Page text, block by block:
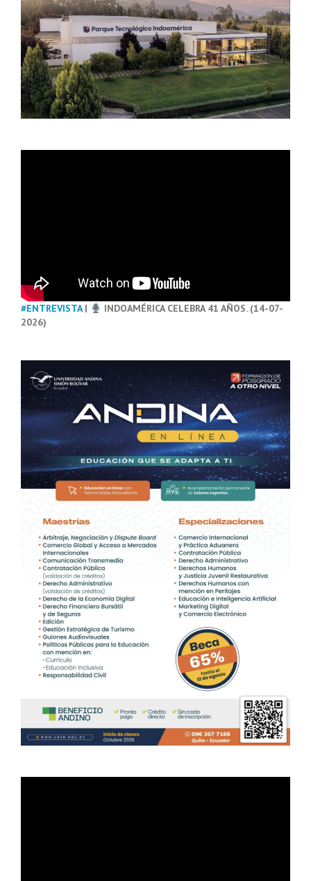
#ENTREVISTA|
INDOAMÉRICA CELEBRA 41 AÑOS. (14-07-
2026)